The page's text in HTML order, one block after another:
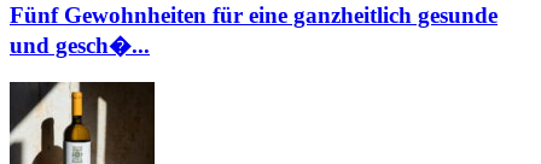
Fünf Gewohnheiten für eine ganzheitlich gesunde
und gesch�...